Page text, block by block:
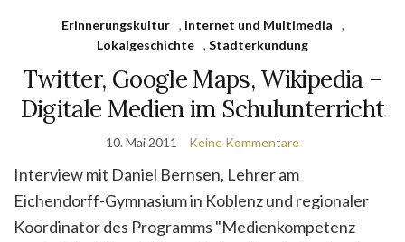
Erinnerungskultur , Internet und Multimedia
,
Lokalgeschichte , Stadterkundung
Twitter, Google Maps, Wikipedia –
Digitale Medien im Schulunterricht
10. Mai 2011 Keine Kommentare
Interview mit Daniel Bernsen, Lehrer am
Eichendorff-Gymnasium in Koblenz und regionaler
Koordinator des Programms "Medienkompetenz